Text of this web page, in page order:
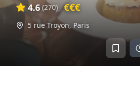
4.6 (270) €€€
5 rue Troyon,Paris